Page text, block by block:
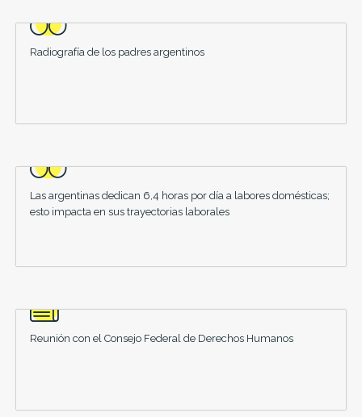
Radiografía de los padres argentinos
Las argentinas dedican 6,4 horas por día a labores domésticas;
esto impacta en sus trayectorias laborales
Reunión con el Consejo Federal de Derechos Humanos